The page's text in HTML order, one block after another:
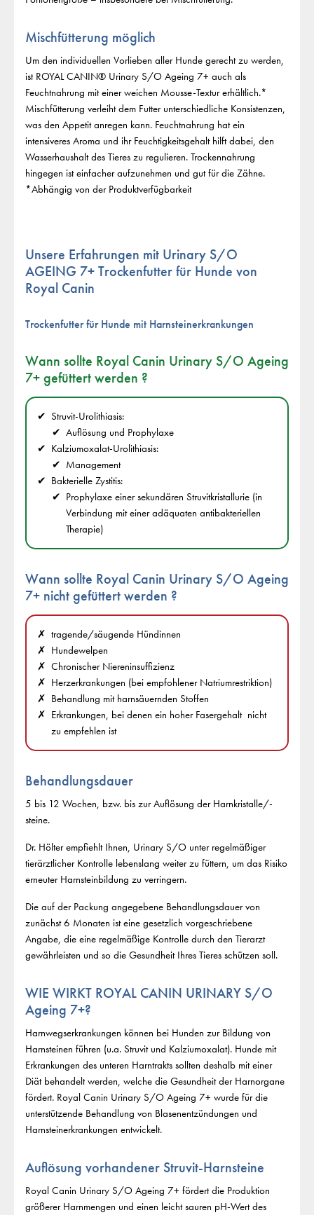
Mischfütterung möglich
Um den individuellen Vorlieben aller Hunde gerecht zu werden,
ist ROYAL CANIN® Urinary S/O Ageing 7+ auch als
Feuchtnahrung mit einer weichen Mousse-Textur erhältlich.*
Mischfütterung verleiht dem Futter unterschiedliche Konsistenzen,
was den Appetit anregen kann. Feuchtnahrung hat ein
intensiveres Aroma und ihr Feuchtigkeitsgehalt hilft dabei, den
Wasserhaushalt des Tieres zu regulieren. Trockennahrung
hingegen ist einfacher aufzunehmen und gut für die Zähne.
*Abhängig von der Produktverfügbarkeit
Unsere Erfahrungen mit Urinary S/O
AGEING 7+ Trockenfutter für Hunde von
Royal Canin
Trockenfutter für Hunde mit Harnsteinerkrankungen
Wann sollte Royal Canin Urinary S/O Ageing
7+ gefüttert werden ?
Struvit-Urolithiasis:
Auflösung und Prophylaxe
Kalziumoxalat-Urolithiasis:
Management
Bakterielle Zystitis:
Prophylaxe einer sekundären Struvitkristallurie (in
Verbindung mit einer adäquaten antibakteriellen
Therapie)
Wann sollte Royal Canin Urinary S/O Ageing
7+ nichtgefüttert werden ?
tragende/säugende Hündinnen
Hundewelpen
Chronischer Niereninsuffizienz
Herzerkrankungen (bei empfohlener Natriumrestriktion)
Behandlung mit harnsäuernden Stoffen
Erkrankungen, bei denen ein hoher Fasergehalt nicht
zu empfehlen ist
Behandlungsdauer
5 bis 12 Wochen, bzw. bis zur Auflösung der Harnkristalle/-
steine.
Dr. Hölter empfiehlt Ihnen, Urinary S/O unter regelmäßiger
tierärztlicher Kontrolle lebenslang weiter zu füttern, um das Risiko
erneuter Harnsteinbildung zu verringern.
Die auf der Packung angegebene Behandlungsdauer von
zunächst 6 Monaten ist eine gesetzlich vorgeschriebene
Angabe, die eine regelmäßige Kontrolle durch den Tierarzt
gewährleisten und so die Gesundheit Ihres Tieres schützen soll.
WIE WIRKT ROYAL CANIN URINARY S/O
Ageing 7+?
Harnwegserkrankungen können bei Hunden zur Bildung von
Harnsteinen führen (u.a. Struvit und Kalziumoxalat). Hunde mit
Erkrankungen des unteren Harntrakts sollten deshalb mit einer
Diät behandelt werden, welche die Gesundheit der Harnorgane
fördert. Royal Canin Urinary S/O Ageing 7+ wurde für die
unterstützende Behandlung von Blasenentzündungen und
Harnsteinerkrankungen entwickelt.
Auflösung vorhandener Struvit-Harnsteine
Royal Canin Urinary S/O Ageing 7+ fördert die Produktion
größerer Harnmengen und einen leicht sauren pH-Wert des